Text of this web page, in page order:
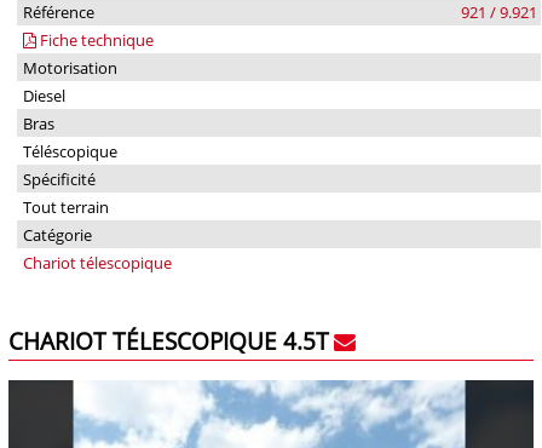
Référence
921 / 9.921
Fiche technique
Motorisation
Diesel
Bras
Téléscopique
Spécificité
Tout terrain
Catégorie
Chariot télescopique
CHARIOT TÉLESCOPIQUE 4.5T